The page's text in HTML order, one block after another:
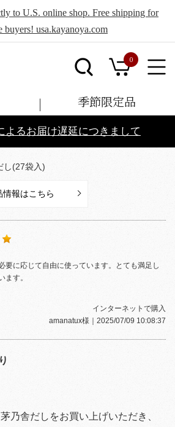
to U.S. online shop. Free shipping for
buyers! usa.kayanoya.com
0
季節限定品
よるお届け遅延につきまして
し(27袋入)
情報はこちら
要に応じて自由に使っています。とても満足し
ます。
インターネットで購入
amanatux様 ｜2025/07/09 10:08:37
乃舎だしをお買い上げいただき、